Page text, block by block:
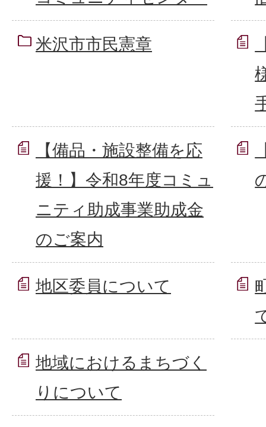
米沢市市民憲章
【備品・施設整備を応
援！】令和8年度コミュ
ニティ助成事業助成金
のご案内
地区委員について
地域におけるまちづく
りについて